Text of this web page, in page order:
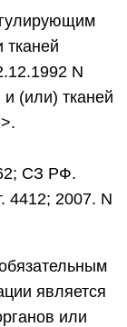
тканей
N
(или) тканей
СЗ РФ.
4412; 2007. N
является
или